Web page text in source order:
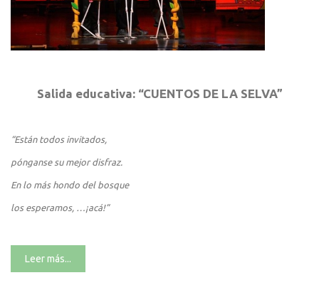
Salida educativa: “CUENTOS DE LA SELVA”
“Están todos invitados,
pónganse su mejor disfraz.
En lo más hondo del bosque
los esperamos, …¡acá!”
Leer más...